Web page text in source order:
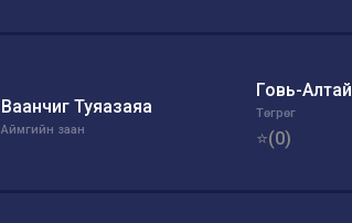
Ваанчиг Туяазаяа
Аймгийн заан
Говь-Алтай
Төгрөг
⭐(0)